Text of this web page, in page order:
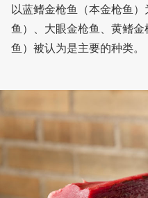
以蓝鳍金枪鱼（本金枪鱼
鱼）、大眼金枪鱼、黄鳍
鱼）被认为是主要的种类。